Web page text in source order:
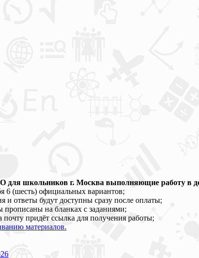
школьников г. Москва выполняющие работу в
6 (шесть) официальных вариантов;
и ответы будут доступны сразу после оплаты;
на бланках с заданиями;
придёт ссылка для получения работы;
материалов.